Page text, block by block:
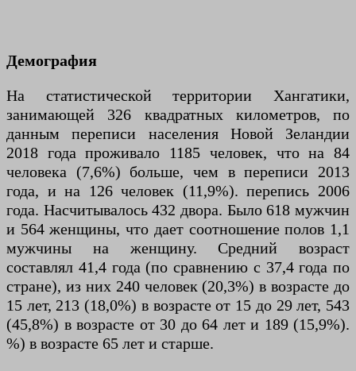
Демография
На статистической территории Хангатики,
занимающей 326 квадратных километров, по
данным переписи населения Новой Зеландии
2018 года проживало 1185 человек, что на 84
человека (7,6%) больше, чем в переписи 2013
года, и на 126 человек (11,9%). перепись 2006
года. Насчитывалось 432 двора. Было 618 мужчин
и 564 женщины, что дает соотношение полов 1,1
мужчины на женщину. Средний возраст
составлял 41,4 года (по сравнению с 37,4 года по
стране), из них 240 человек (20,3%) в возрасте до
15 лет, 213 (18,0%) в возрасте от 15 до 29 лет, 543
(45,8%) в возрасте от 30 до 64 лет и 189 (15,9%).
%) в возрасте 65 лет и старше.